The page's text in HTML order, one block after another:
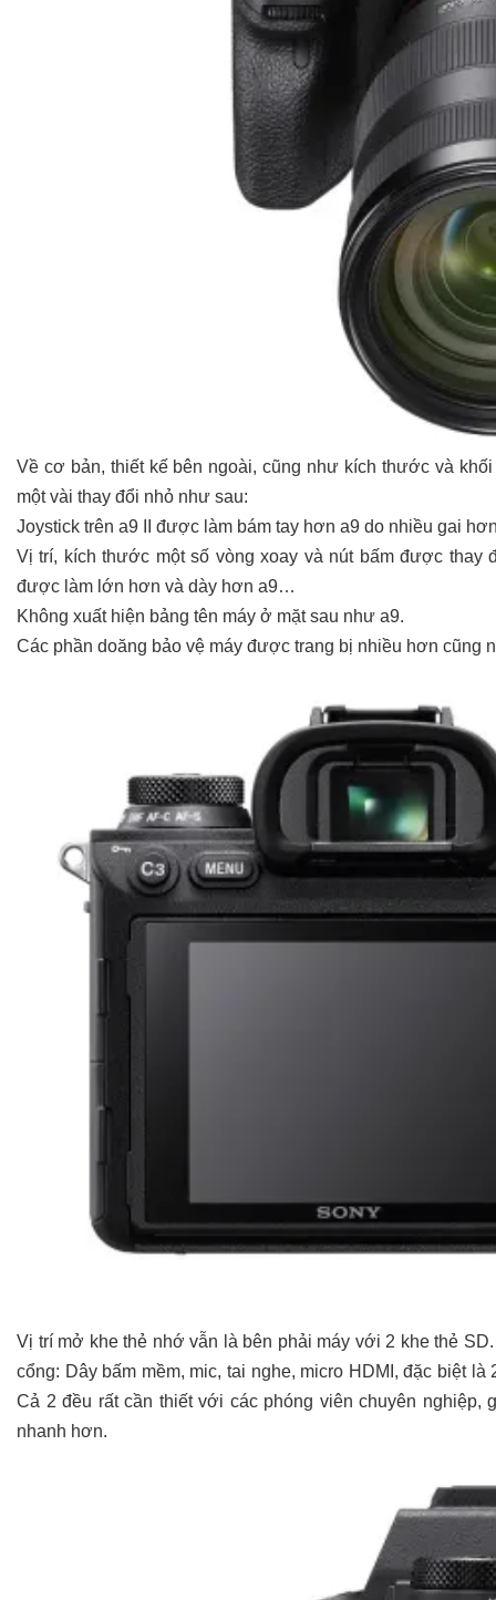
Về cơ bản, thiết kế bên ngoài, cũng như kích thước và
một vài thay đổi nhỏ như sau:
Joystick trên a9 II được làm bám tay hơn a9 do nhiều gai
Vị trí, kích thước một số vòng xoay và nút bấm được thay
được làm lớn hơn và dày hơn a9…
Không xuất hiện bảng tên máy ở mặt sau như a9.
Các phần doăng bảo vệ máy được trang bị nhiều hơn cũng
Vị trí mở khe thẻ nhớ vẫn là bên phải máy với 2 khe thẻ
cổng: Dây bấm mềm, mic, tai nghe, micro HDMI, đặc biệt
Cả 2 đều rất cần thiết với các phóng viên chuyên
nhanh hơn.